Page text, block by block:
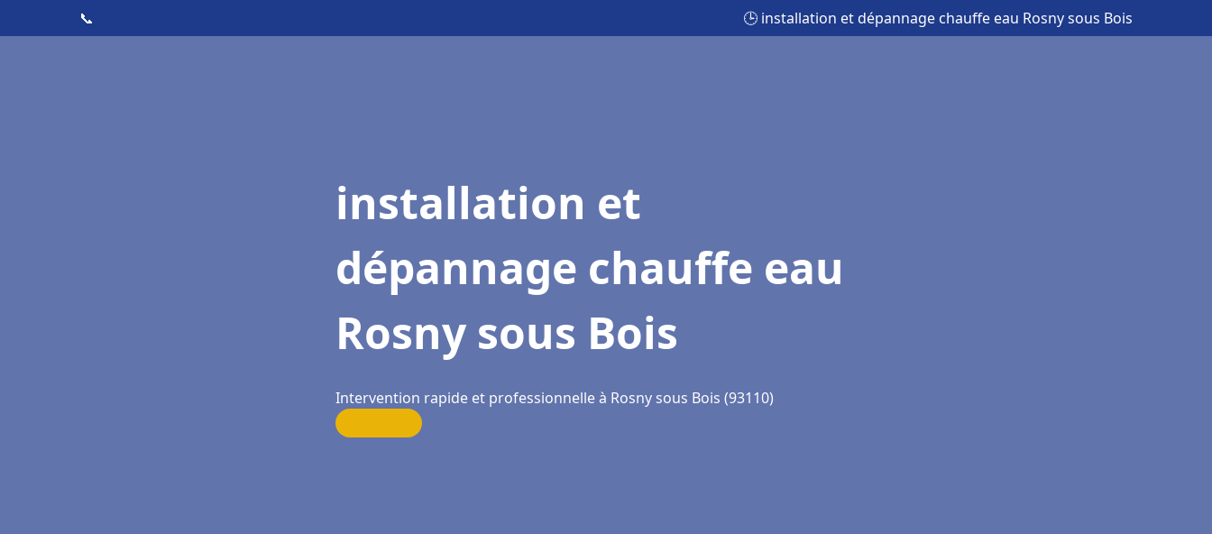
📞 🕒 installation et dépannage chauffe eau Rosny sous Bois
installation et
dépannage chauffe eau
Rosny sous Bois
Intervention rapide et professionnelle à Rosny sous Bois (93110)